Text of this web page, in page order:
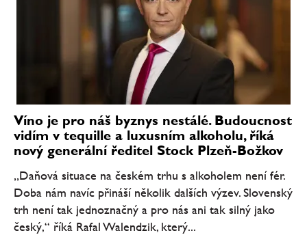
Víno je pro náš byznys nestálé. Budoucnost
vidím v tequille a luxusním alkoholu, říká
nový generální ředitel Stock Plzeň-Božkov
„Daňová situace na českém trhu s alkoholem není fér.
Doba nám navíc přináší několik dalších výzev. Slovenský
trh není tak jednoznačný a pro nás ani tak silný jako
český,“ říká Rafal Walendzik, který...